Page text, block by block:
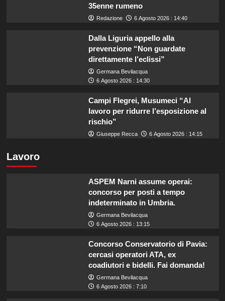
35enne rumeno
Redazione 6 Agosto 2026 : 14:40
Dalla Liguria appello alla
prevenzione “Non guardate
direttamente l’eclissi”
Germana Bevilacqua
6 Agosto 2026 : 14:30
Campi Flegrei, Musumeci “Al
lavoro per ridurre l’esposizione al
rischio”
Giuseppe Recca 6 Agosto 2026 : 14:15
Lavoro
ASPEM Narni assume operai:
concorso per posti a tempo
indeterminato in Umbria.
Germana Bevilacqua
6 Agosto 2026 : 13:15
Concorso Conservatorio di Pavia:
cercasi operatori ATA, ex
coadiutori e bidelli. Fai domanda!
Germana Bevilacqua
6 Agosto 2026 : 7:10